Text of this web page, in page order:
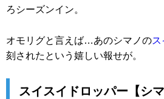
ろシーズンイン。
オモリグと言えば…あのシマノの
刻されたという嬉しい報せが。
スイスイドロッパー【シマ